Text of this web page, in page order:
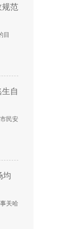
规范
目
自
民安
均
关哈